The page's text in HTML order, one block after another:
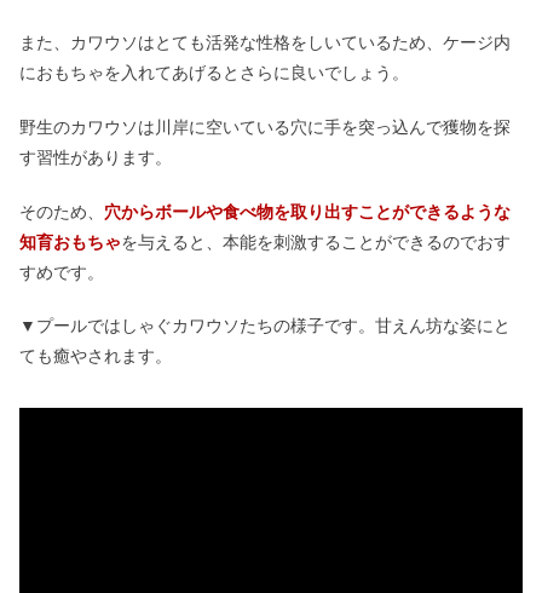
また、カワウソはとても活発な性格をしいているため、ケージ内
におもちゃを入れてあげるとさらに良いでしょう。
野生のカワウソは川岸に空いている穴に手を突っ込んで獲物を探
す習性があります。
そのため、 穴からボールや食べ物を取り出すことができるような
知育おもちゃを与えると、本能を刺激することができるのでおす
すめです。
▼プールではしゃぐカワウソたちの様子です。甘えん坊な姿にと
ても癒やされます。